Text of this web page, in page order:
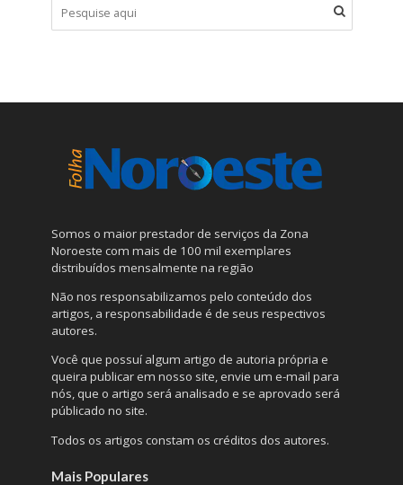
Somos o maior prestador de serviços da Zona
Noroeste com mais de 100 mil exemplares
distribuídos mensalmente na região
Não nos responsabilizamos pelo conteúdo dos
artigos, a responsabilidade é de seus respectivos
autores.
Você que possuí algum artigo de autoria própria e
queira publicar em nosso site, envie um e-mail para
nós, que o artigo será analisado e se aprovado será
públicado no site.
Todos os artigos constam os créditos dos autores.
Mais Populares